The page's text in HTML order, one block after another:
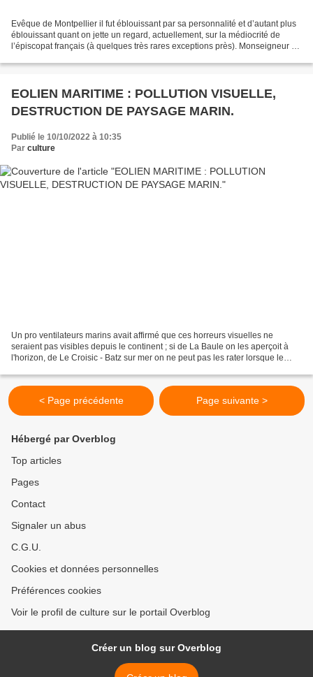
Evêque de Montpellier il fut éblouissant par sa personnalité et d’autant plus
éblouissant quant on jette un regard, actuellement, sur la médiocrité de
l’épiscopat français (à quelques très rares exceptions près). Monseigneur de
EOLIEN MARITIME : POLLUTION VISUELLE,
DESTRUCTION DE PAYSAGE MARIN.
Publié le 10/10/2022 à 10:35
Par culture
Un pro ventilateurs marins avait affirmé que ces horreurs visuelles ne
seraient pas visibles depuis le continent ; si de La Baule on les aperçoit à
l'horizon, de Le Croisic - Batz sur mer on ne peut pas les rater lorsque le
< Page précédente Page suivante >
Hébergé par Overblog
Top articles
Pages
Contact
Signaler un abus
C.G.U.
Cookies et données personnelles
Préférences cookies
Voir le profil de culture sur le portail Overblog
Créer un blog sur Overblog